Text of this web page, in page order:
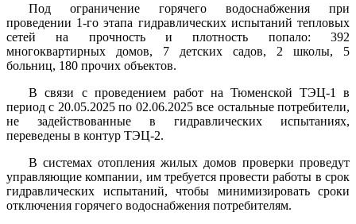
Под ограничение горячего водоснабжения при
проведении 1-го этапа гидравлических испытаний тепловых
сетей на прочность и плотность попало: 392
многоквартирных домов, 7 детских садов, 2 школы, 5
больниц, 180 прочих объектов.
В связи с проведением работ на Тюменской ТЭЦ-1 в
период с 20.05.2025 по 02.06.2025 все остальные потребители,
не задействованные в гидравлических испытаниях,
переведены в контур ТЭЦ-2.
В системах отопления жилых домов проверки проведут
управляющие компании, им требуется провести работы в срок
гидравлических испытаний, чтобы минимизировать сроки
отключения горячего водоснабжения потребителям.